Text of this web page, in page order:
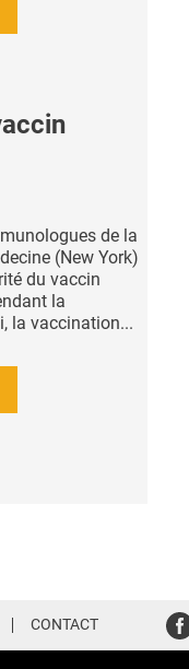
de la
(New York)
du vaccin
la
la vaccination...
CONTACT